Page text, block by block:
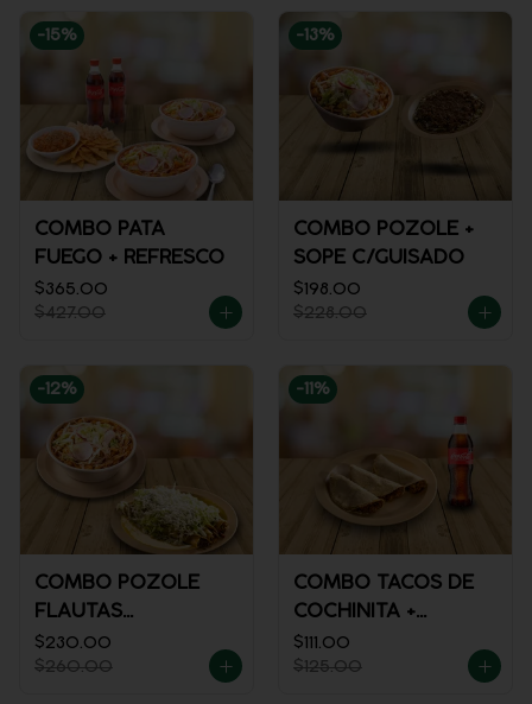
-15%
COMBO PATA
FUEGO + REFRESCO
$365.00
$427.00
-13%
COMBO POZOLE +
SOPE C/GUISADO
$198.00
$228.00
-12%
COMBO POZOLE
FLAUTAS
AHOGADAS
$230.00
$260.00
-11 %
COMBO TACOS DE
COCHINITA +
REFRESCO
$111.00
$125.00